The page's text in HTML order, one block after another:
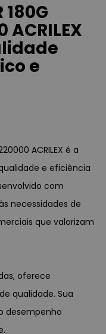
180G
ACRILEX
e
ACRILEX é a
e eficiência
com
necessidades de
que valorizam
oferece
qualidade. Sua
desempenho